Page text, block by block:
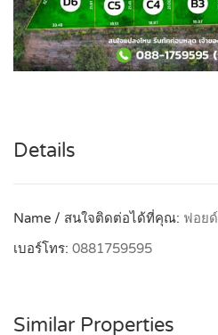
Details
Name / สนใจติดต่อได้ที่คุณ: ฟอยด์
เบอร์โทร: 0881759595
Similar Properties